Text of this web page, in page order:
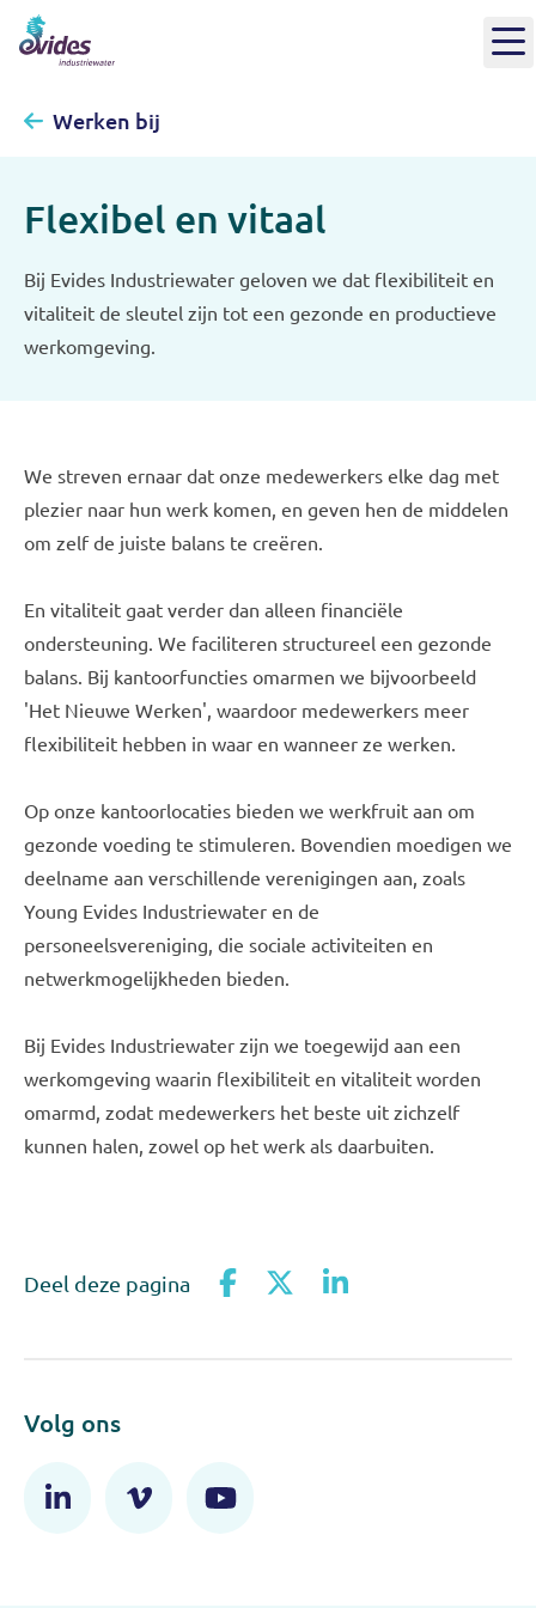
Werken bij
Flexibel en vitaal
Bij Evides Industriewater geloven we dat flexibiliteit en
vitaliteit de sleutel zijn tot een gezonde en productieve
werkomgeving.
We streven ernaar dat onze medewerkers elke dag met
plezier naar hun werk komen, en geven hen de middelen
om zelf de juiste balans te creëren.
En vitaliteit gaat verder dan alleen financiële
ondersteuning. We faciliteren structureel een gezonde
balans. Bij kantoorfuncties omarmen we bijvoorbeeld
'Het Nieuwe Werken', waardoor medewerkers meer
flexibiliteit hebben in waar en wanneer ze werken.
Op onze kantoorlocaties bieden we werkfruit aan om
gezonde voeding te stimuleren. Bovendien moedigen we
deelname aan verschillende verenigingen aan, zoals
Young Evides Industriewater en de
personeelsvereniging, die sociale activiteiten en
netwerkmogelijkheden bieden.
Bij Evides Industriewater zijn we toegewijd aan een
werkomgeving waarin flexibiliteit en vitaliteit worden
omarmd, zodat medewerkers het beste uit zichzelf
kunnen halen, zowel op het werk als daarbuiten.
Deel deze pagina
Volg ons